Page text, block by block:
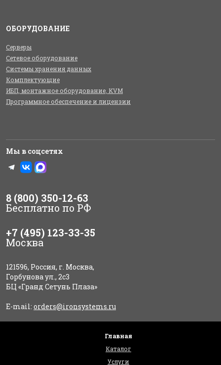
ОБОРУДОВАНИЕ
Серверы
Сетевое оборудование
Системы хранения данных
Комплектующие
ИБП, монтажное оборудование, KVM
Программное обеспечение и лицензии
Мы в соцсетях
8 (800) 350-12-63
Бесплатно по РФ
+7 (495) 123-33-35
Москва
121596, Россия, г. Москва,
Горбунова ул., 2с3
БЦ «Гранд Сетунь Плаза»
E-mail: orders@ironsystems.ru
Главная
Каталог
Услуги